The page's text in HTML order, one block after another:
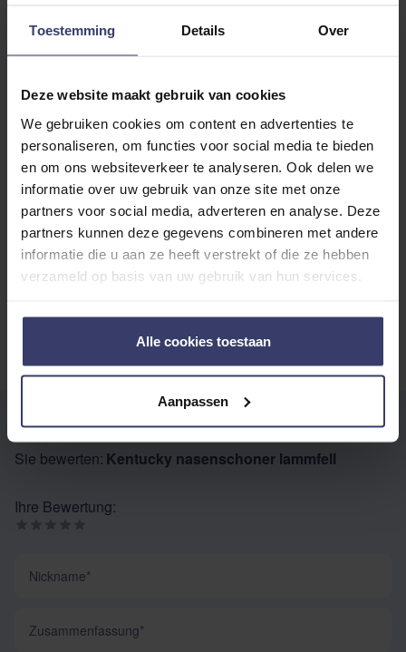
Toestemming Details Over
Deze website maakt gebruik van cookies
We gebruiken cookies om content en advertenties te
personaliseren, om functies voor social media te bieden
en om ons websiteverkeer te analyseren. Ook delen we
informatie over uw gebruik van onze site met onze
partners voor social media, adverteren en analyse. Deze
partners kunnen deze gegevens combineren met andere
informatie die u aan ze heeft verstrekt of die ze hebben
verzameld op basis van uw gebruik van hun services.
Alle cookies toestaan
Aanpassen
More info
Write a review
Share your thoughts
with other customers
Top customer reviews
No reviews
EIGENE BEWERTUNG SCHREIBEN
Sie bewerten: Kentucky nasenschoner lammfell
Ihre Bewertung: